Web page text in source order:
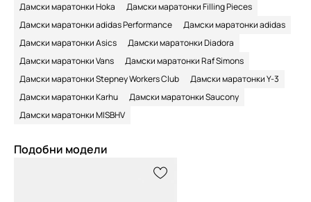
Дамски маратонки Hoka
Дамски маратонки Filling Pieces
Дамски маратонки adidas Performance
Дамски маратонки adidas
Дамски маратонки Asics
Дамски маратонки Diadora
Дамски маратонки Vans
Дамски маратонки Raf Simons
Дамски маратонки Stepney Workers Club
Дамски маратонки Y-3
Дамски маратонки Karhu
Дамски маратонки Saucony
Дамски маратонки MISBHV
Подобни модели